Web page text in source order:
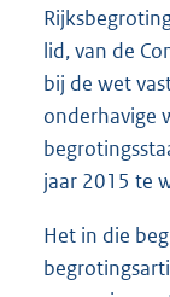
lid, van de
bij de wet
onderhavige
jaar 2015 te
Het in die